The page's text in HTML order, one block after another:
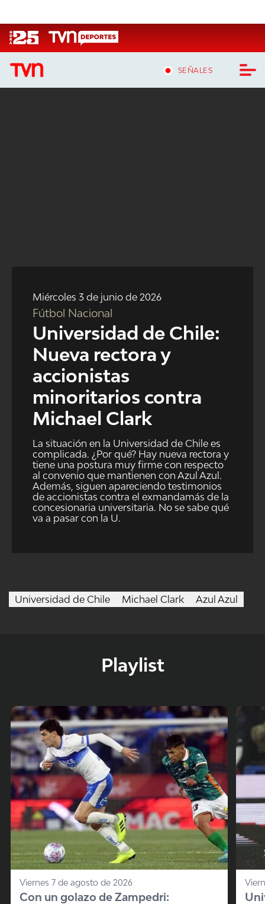
SEÑALES
ACTUALIDAD Y TENDENCIAS
CORPORATIVO Y TRANSPARENCIA
CANAL DE DENUNCIAS
ÁREA DE PROYECTOS
Miércoles 3 de junio de 2026
Fútbol Nacional
Universidad de Chile:
Nueva rectora y
accionistas
minoritarios contra
Michael Clark
La situación en la Universidad de Chile es
complicada. ¿Por qué? Hay nueva rectora y
tiene una postura muy firme con respecto
al convenio que mantienen con Azul Azul.
Además, siguen apareciendo testimonios
de accionistas contra el exmandamás de la
concesionaria universitaria. No se sabe qué
va a pasar con la U.
Universidad de Chile Michael Clark Azul Azul
Playlist
Viernes 7 de agosto de 2026
Con un golazo de Zampedri: